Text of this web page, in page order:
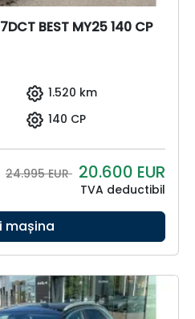
BEST MY25 140 CP
1.520 km
140 CP
24.995 EUR 20.600 EUR
TVA deductibil
mașina